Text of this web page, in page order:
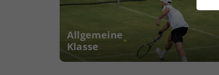
Allgemeine
Klasse